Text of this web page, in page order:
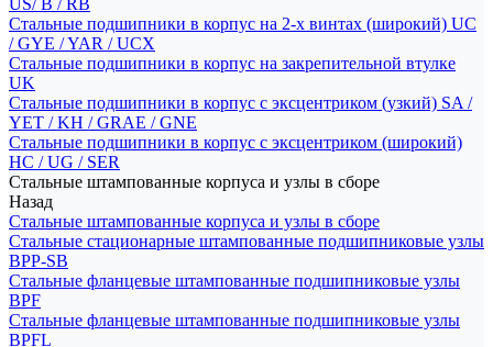
US/ B / RB
Стальные подшипники в корпус на 2-х винтах (широкий) UC
/ GYE / YAR / UCX
Стальные подшипники в корпус на закрепительной втулке
UK
Стальные подшипники в корпус с эксцентриком (узкий) SA /
YET / KH / GRAE / GNE
Стальные подшипники в корпус с эксцентриком (широкий)
HC / UG / SER
Стальные штампованные корпуса и узлы в сборе
Назад
Стальные штампованные корпуса и узлы в сборе
Стальные стационарные штампованные подшипниковые узлы
BPP-SB
Стальные фланцевые штампованные подшипниковые узлы
BPF
Стальные фланцевые штампованные подшипниковые узлы
BPFL